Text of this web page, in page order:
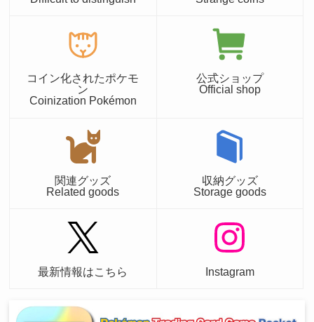
コイン化されたポケモ
ン
Coinization Pokémon
公式ショップ
Official shop
関連グッズ
Related goods
収納グッズ
Storage goods
最新情報はこちら Instagram